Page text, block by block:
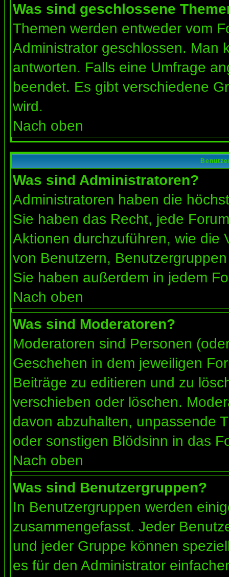
Was sind geschlossene
Themen werden entweder vom
Administrator geschlossen. Man
antworten. Falls eine Umfrage
beendet. Es gibt verschiedene
wird.
Nach oben
Was sind Administratoren?
Administratoren haben die
Sie haben das Recht, jede
Aktionen durchzuführen, wie die
von Benutzern,
Sie haben außerdem in jedem
Nach oben
Was sind Moderatoren?
Moderatoren sind Personen
Geschehen in dem jeweiligen
Beiträge zu editieren und zu
verschieben oder löschen.
davon abzuhalten, unpassende
oder sonstigen Blödsinn in das
Nach oben
Was sind Benutzergruppen?
In Benutzergruppen werden
zusammengefasst. Jeder
und jeder Gruppe können
es für den Administrator